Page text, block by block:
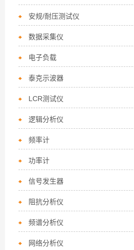
安规/耐压测试仪
数据采集仪
电子负载
泰克示波器
LCR测试仪
逻辑分析仪
频率计
功率计
信号发生器
阻抗分析仪
频谱分析仪
网络分析仪